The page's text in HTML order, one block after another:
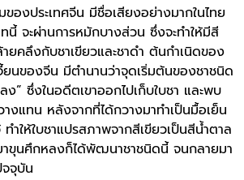
ของประเทศจีน มีชื่อเสียงอย่างมากในไทย
นี้ จะผ่านการหมักบางส่วน ซึ่งจะทำให้มีสี
ยคลึงกับชาเขียวและชาดำ ต้นกำเนิดของ
ยนของจีน มีตำนานว่าจุดเริ่มต้นของชาชนิด
” ซึ่งในอดีตเขาออกไปเก็บใบชา และพบ
งแทน หลังจากที่ได้กวางมาทำเป็นมื้อเย็น
ทำให้ใบชาแปรสภาพจากสีเขียวเป็นสีน้ำตาล
ขุนศึกหลงก็ได้พัฒนาชาชนิดนี้ จนกลายมา
จจุบัน